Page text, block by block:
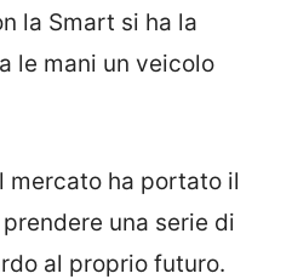
la Smart si ha la
le mani un veicolo
mercato ha portato il
una serie di
al proprio futuro.